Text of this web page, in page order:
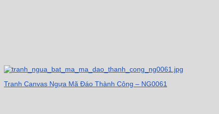
Tranh Canvas Ngựa Mã Đáo Thành Công – NG0061